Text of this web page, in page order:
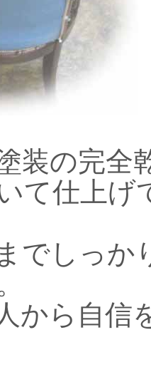
装の完全
て仕上げ
でしっか
から自信